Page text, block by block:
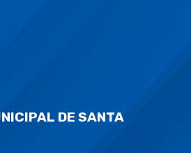
DE SANTA